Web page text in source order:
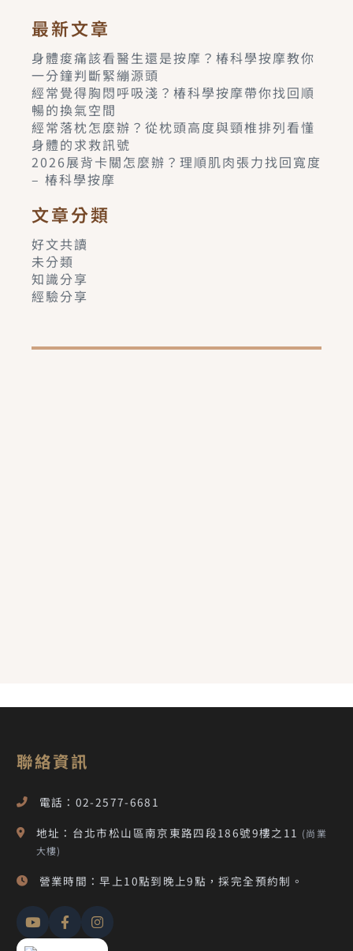
最新文章
身體痠痛該看醫生還是按摩？椿科學按摩教你
一分鐘判斷緊繃源頭
經常覺得胸悶呼吸淺？椿科學按摩帶你找回順
暢的換氣空間
經常落枕怎麼辦？從枕頭高度與頸椎排列看懂
身體的求救訊號
2026展背卡關怎麼辦？理順肌肉張力找回寬度
– 椿科學按摩
文章分類
好文共讀
未分類
知識分享
經驗分享
聯絡資訊
電話：02-2577-6681
地址：台北市松山區南京東路四段186號9樓之11 (尚業
大樓)
營業時間：早上10點到晚上9點，採完全預約制。